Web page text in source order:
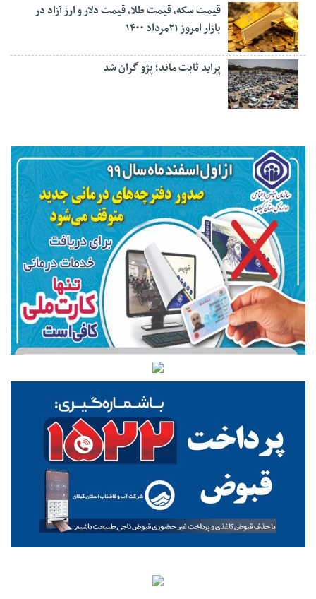
قیمت سکه، قیمت طلا، قیمت دلار و ارز آزاد در
بازار امروز ۲۱مرداد ۱۴۰۰
پراید ثابت ماند؛ پژو گران شد